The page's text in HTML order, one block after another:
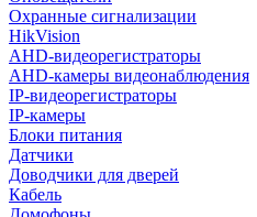
Охранные сигнализации
HikVision
AHD-видеорегистраторы
AHD-камеры видеонаблюдения
IP-видеорегистраторы
IP-камеры
Блоки питания
Датчики
Доводчики для дверей
Кабель